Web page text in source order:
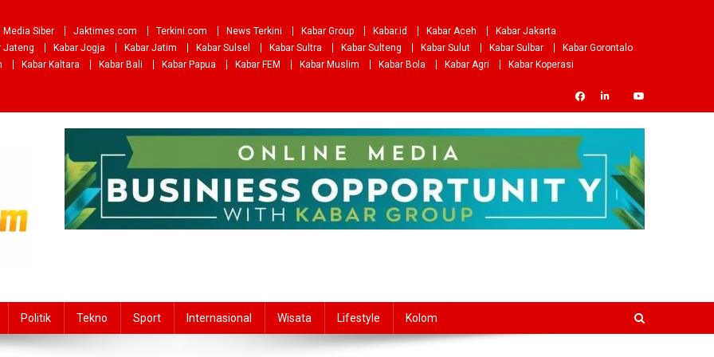
Media Siber Jaktimes.com Terkini.com News Terkini Kabar Group Kabar.id Kabar Aceh
Kabar Jakarta
Jateng Kabar Jogja Kabar Jatim Kabar Sulsel Kabar Sultra Kabar Sulteng Kabar Sulut Kabar Sulbar
Kabar Gorontalo
Kabar Kaltara Kabar Bali Kabar Papua Kabar FEM Kabar Muslim Kabar Bola Kabar Agri
Kabar Koperasi
Politik Tekno Sport Internasional Wisata Lifestyle Kolom